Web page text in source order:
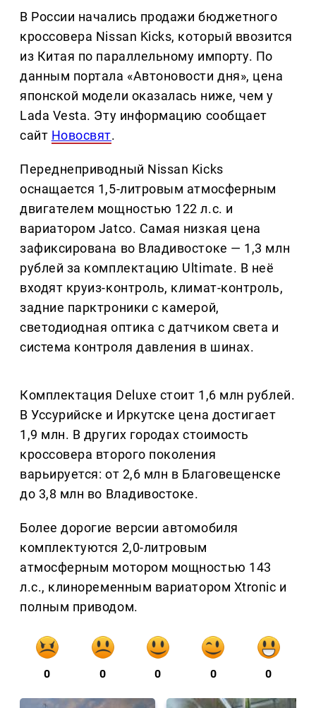
В России начались продажи бюджетного
кроссовера Nissan Kicks, который ввозится
из Китая по параллельному импорту. По
данным портала «Автоновости дня», цена
японской модели оказалась ниже, чем у
Lada Vesta. Эту информацию сообщает
сайт Новосвят.
Переднеприводный Nissan Kicks
оснащается 1,5-литровым атмосферным
двигателем мощностью 122 л.с. и
вариатором Jatco. Самая низкая цена
зафиксирована во Владивостоке — 1,3 млн
рублей за комплектацию Ultimate. В неё
входят круиз-контроль, климат-контроль,
задние парктроники с камерой,
светодиодная оптика с датчиком света и
система контроля давления в шинах.
Комплектация Deluxe стоит 1,6 млн рублей.
В Уссурийске и Иркутске цена достигает
1,9 млн. В других городах стоимость
кроссовера второго поколения
варьируется: от 2,6 млн в Благовещенске
до 3,8 млн во Владивостоке.
Более дорогие версии автомобиля
комплектуются 2,0-литровым
атмосферным мотором мощностью 143
л.с., клиноременным вариатором Xtronic и
полным приводом.
0 0 0 0 0